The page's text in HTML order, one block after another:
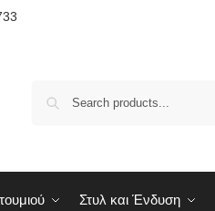
Στυλ και Ένδυση